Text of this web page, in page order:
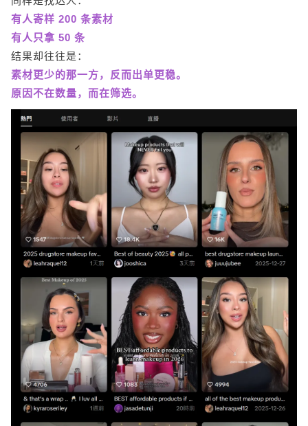
有人寄样 200 条素材
有人只拿 50 条
结果却往往是：
素材更少的那一方，反而出单更稳。
原因不在数量，而在筛选。